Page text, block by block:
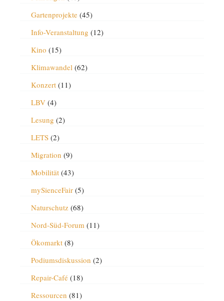
Gartenprojekte(45)
Info-Veranstaltung (12)
Kino (15)
Klimawandel(62)
Konzert(11)
LBV(4)
Lesung (2)
LETS(2)
Migration (9)
Mobilität(43)
mySienceFair(5)
Naturschutz(68)
Nord-Süd-Forum(11)
Ökomarkt(8)
Podiumsdiskussion (2)
Repair-Café(18)
Ressourcen (81)